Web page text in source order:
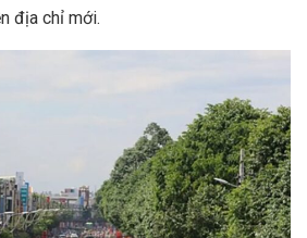
địa chỉ mới.